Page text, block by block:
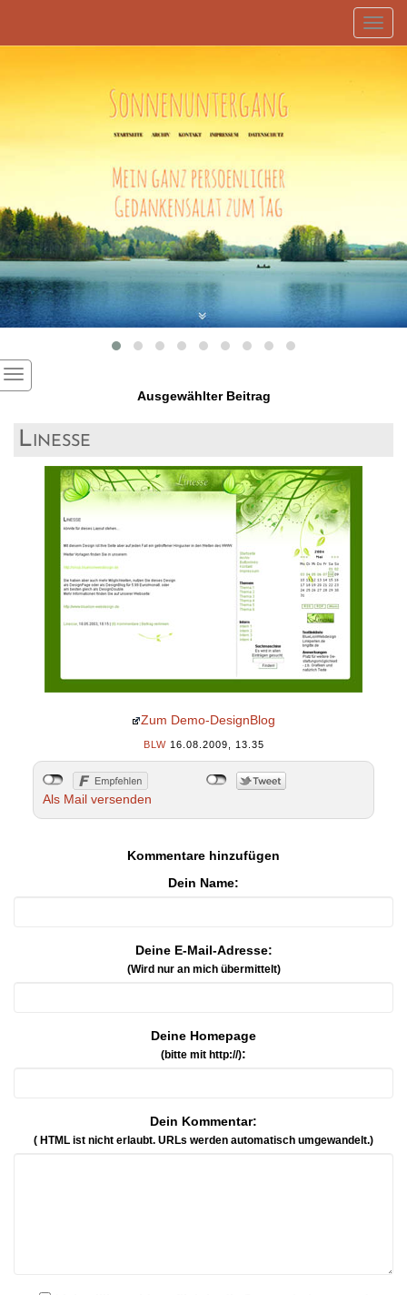
Ausgewählter Beitrag
Linesse
Zum Demo-DesignBlog
BLW16.08.2009, 13.35
Als Mail versenden
Kommentare hinzufügen
Dein Name:
Deine E-Mail-Adresse:
(Wird nur an mich übermittelt)
Deine Homepage
(bitte mit http://):
Dein Kommentar:
( HTML ist nicht erlaubt. URLs werden automatisch umgewandelt.)